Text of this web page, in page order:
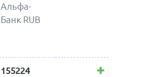
Альфа-
Банк RUB
155224